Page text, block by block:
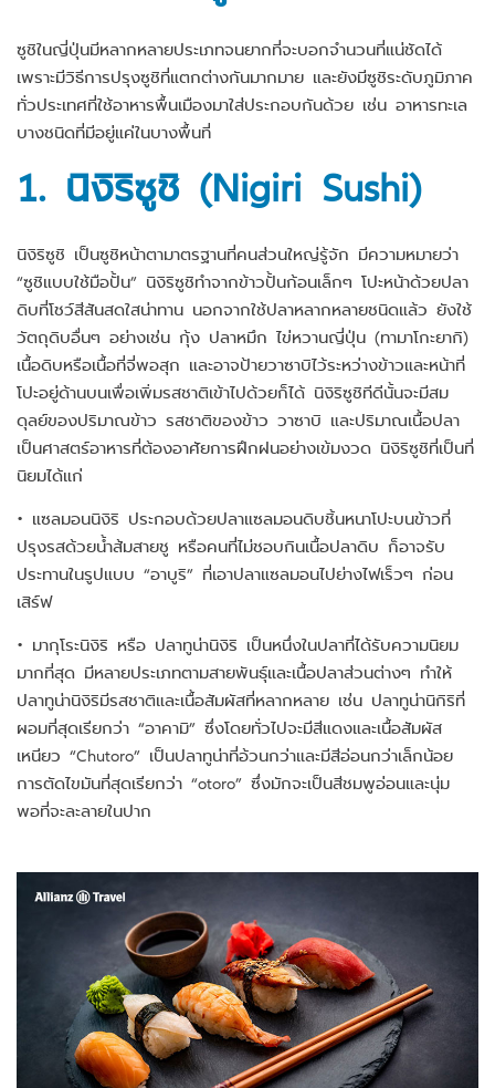
ซูชิในญี่ปุ่นมีหลากหลายประเภทจนยากที่จะบอกจำนวนที่แน่ชัดได้
เพราะมีวิธีการปรุงซูชิที่แตกต่างกันมากมาย และยังมีซูชิระดับภูมิภาค
ทั่วประเทศที่ใช้อาหารพื้นเมืองมาใส่ประกอบกันด้วย เช่น อาหารทะเล
บางชนิดที่มีอยู่แค่ในบางพื้นที่
1. นิงิริซูชิ (Nigiri Sushi)
นิงิริซูชิ เป็นซูชิหน้าตามาตรฐานที่คนส่วนใหญ่รู้จัก มีความหมายว่า
“ซูชิแบบใช้มือปั้น” นิงิริซูชิทําจากข้าวปั้นก้อนเล็กๆ โปะหน้าด้วยปลา
ดิบที่โชว์สีสันสดใสน่าทาน นอกจากใช้ปลาหลากหลายชนิดแล้ว ยังใช้
วัตถุดิบอื่นๆ อย่างเช่น กุ้ง ปลาหมึก ไข่หวานญี่ปุ่น (ทามาโกะยากิ)
เนื้อดิบหรือเนื้อที่จี่พอสุก และอาจป้ายวาซาบิไว้ระหว่างข้าวและหน้าที่
โปะอยู่ด้านบนเพื่อเพิ่มรสชาติเข้าไปด้วยก็ได้ นิงิริซูชิทีดีนั้นจะมีสม
ดุลย์ของปริมาณข้าว รสชาติของข้าว วาซาบิ และปริมาณเนื้อปลา
เป็นศาสตร์อาหารที่ต้องอาศัยการฝึกฝนอย่างเข้มงวด นิงิริซูชิที่เป็นที่
นิยมได้แก่
• แซลมอนนิงิริ ประกอบด้วยปลาแซลมอนดิบชิ้นหนาโปะบนข้าวที่
ปรุงรสด้วยน้ำส้มสายชู หรือคนที่ไม่ชอบกินเนื้อปลาดิบ ก็อาจรับ
ประทานในรูปแบบ “อาบูริ” ที่เอาปลาแซลมอนไปย่างไฟเร็วๆ ก่อน
เสิร์ฟ
• มากุโระนิงิริ หรือ ปลาทูน่านิงิริ เป็นหนึ่งในปลาที่ได้รับความนิยม
มากที่สุด มีหลายประเภทตามสายพันธุ์และเนื้อปลาส่วนต่างๆ ทําให้
ปลาทูน่านิงิริมีรสชาติและเนื้อสัมผัสที่หลากหลาย เช่น ปลาทูน่านิกิริที่
ผอมที่สุดเรียกว่า “อาคามิ” ซึ่งโดยทั่วไปจะมีสีแดงและเนื้อสัมผัส
เหนียว “Chutoro” เป็นปลาทูน่าที่อ้วนกว่าและมีสีอ่อนกว่าเล็กน้อย
การตัดไขมันที่สุดเรียกว่า “otoro” ซึ่งมักจะเป็นสีชมพูอ่อนและนุ่ม
พอที่จะละลายในปาก